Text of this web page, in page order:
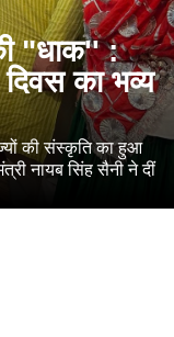
"धाक'' :
दिवस का भव्य
की संस्कृति का हुआ
नायब सिंह सैनी ने दीं